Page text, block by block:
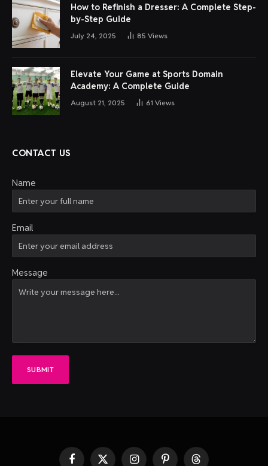
How to Refinish a Dresser: A Complete Step-
by-Step Guide
July 24, 2025 85 Views
Elevate Your Game at Sports Domain
Academy: A Complete Guide
August 21, 2025 61 Views
CONTACT US
Name
Email
Message
SUBMIT
FacebookX InstagramPinterestThreads